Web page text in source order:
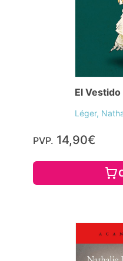
El
Léger,
PVP. 14,90€